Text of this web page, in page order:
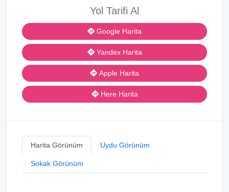
Yol Tarifi Al
Google Harita
Yandex Harita
Apple Harita
Here Harita
Harita Görünüm Uydu Görünüm
Sokak Görünüm